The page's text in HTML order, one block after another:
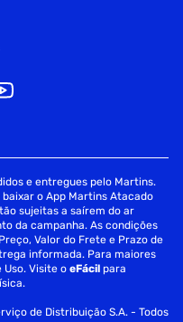
e entregues pelo Martins.
o App Martins Atacado
sujeitas a saírem do ar
da campanha. As condições
Valor do Frete e Prazo de
informada. Para maiores
Visite oeFácil para
de Distribuição S.A. - Todos